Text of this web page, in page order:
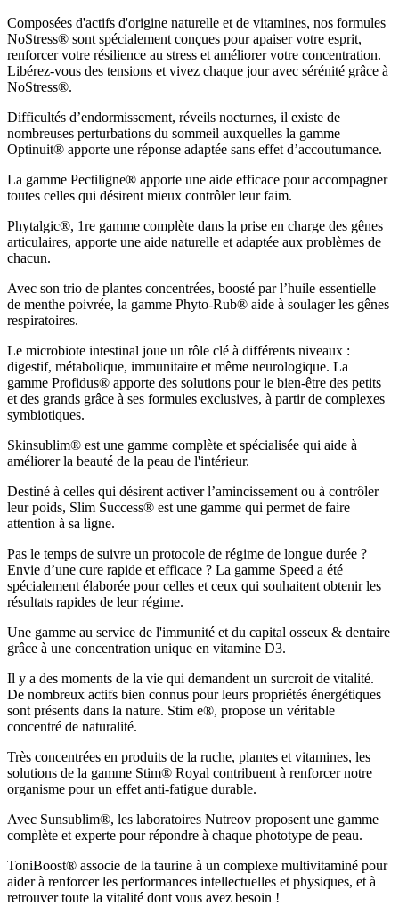
Composées d'actifs d'origine naturelle et de vitamines, nos formules
NoStress® sont spécialement conçues pour apaiser votre esprit,
renforcer votre résilience au stress et améliorer votre concentration.
Libérez-vous des tensions et vivez chaque jour avec sérénité grâce à
NoStress®.
Difficultés d’endormissement, réveils nocturnes, il existe de
nombreuses perturbations du sommeil auxquelles la gamme
Optinuit® apporte une réponse adaptée sans effet d’accoutumance.
La gamme Pectiligne® apporte une aide efficace pour accompagner
toutes celles qui désirent mieux contrôler leur faim.
Phytalgic®, 1re gamme complète dans la prise en charge des gênes
articulaires, apporte une aide naturelle et adaptée aux problèmes de
chacun.
Avec son trio de plantes concentrées, boosté par l’huile essentielle
de menthe poivrée, la gamme Phyto-Rub® aide à soulager les gênes
respiratoires.
Le microbiote intestinal joue un rôle clé à différents niveaux :
digestif, métabolique, immunitaire et même neurologique. La
gamme Profidus® apporte des solutions pour le bien-être des petits
et des grands grâce à ses formules exclusives, à partir de complexes
symbiotiques.
Skinsublim® est une gamme complète et spécialisée qui aide à
améliorer la beauté de la peau de l'intérieur.
Destiné à celles qui désirent activer l’amincissement ou à contrôler
leur poids, Slim Success® est une gamme qui permet de faire
attention à sa ligne.
Pas le temps de suivre un protocole de régime de longue durée ?
Envie d’une cure rapide et efficace ? La gamme Speed a été
spécialement élaborée pour celles et ceux qui souhaitent obtenir les
résultats rapides de leur régime.
Une gamme au service de l'immunité et du capital osseux & dentaire
grâce à une concentration unique en vitamine D3.
Il y a des moments de la vie qui demandent un surcroit de vitalité.
De nombreux actifs bien connus pour leurs propriétés énergétiques
sont présents dans la nature. Stim e®, propose un véritable
concentré de naturalité.
Très concentrées en produits de la ruche, plantes et vitamines, les
solutions de la gamme Stim® Royal contribuent à renforcer notre
organisme pour un effet anti-fatigue durable.
Avec Sunsublim®, les laboratoires Nutreov proposent une gamme
complète et experte pour répondre à chaque phototype de peau.
ToniBoost® associe de la taurine à un complexe multivitaminé pour
aider à renforcer les performances intellectuelles et physiques, et à
retrouver toute la vitalité dont vous avez besoin !